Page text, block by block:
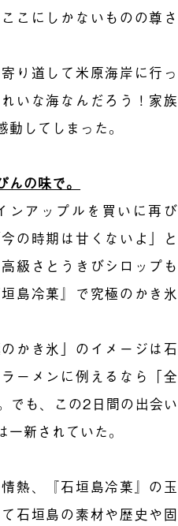
こにしかないものの尊さ
り道して米原海岸に行っ
いな海なんだろう！家族
してしまった。
んの味で。
ンアップルを買いに再び
の時期は甘くないよ」と
級さとうきびシロップも
島冷菓』で究極のかき氷
かき氷」のイメージは石
ーメンに例えるなら「全
でも、この2日間の出会い
新されていた。
熱、『石垣島冷菓』の玉
石垣島の素材や歴史や固